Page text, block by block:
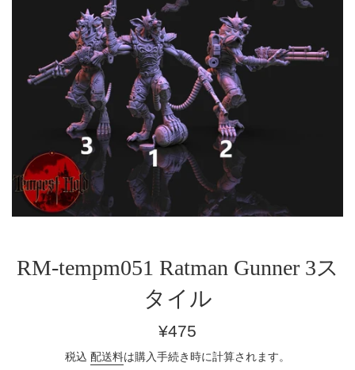
RM-tempm051 Ratman Gunner 3ス
タイル
通
価
¥475
税込 配送料は購入手続き時に計算されます。